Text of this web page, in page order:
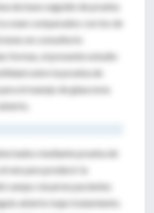
da base seguido de prueba
sean comparados con los de
en consultorio
formas, el presente estudio
sobre la prueba de
el manejo de glaucoma
mediante prueba de
para predecir la
campo visual en pacientes
abierto bajo tratamiento.